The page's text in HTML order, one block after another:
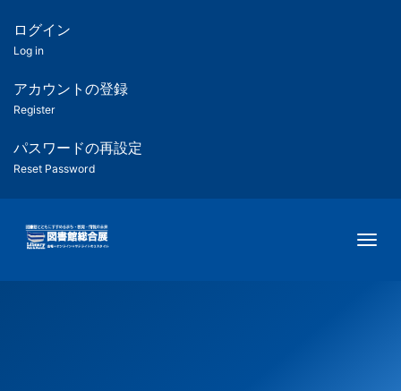
ツ
匿
名
ユ
ー
ー
用
メ
ログイン
Log in
アカウントの登録
Register
パスワードの再設定
Reset Password